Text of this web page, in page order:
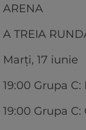
ARENA
A TREIA
Marți, 17 iunie
19:00 Grupa
19:00 Grupa